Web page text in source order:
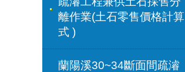
離作業(土石零售價格計算
式 )
蘭陽溪30~34斷面間疏濬